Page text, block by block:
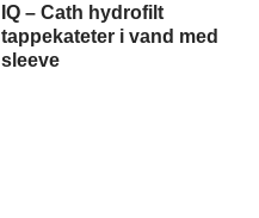
IQ – Cath hydrofilt
tappekateter i vand med
sleeve